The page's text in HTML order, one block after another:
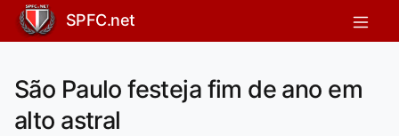
SPFC.net
São Paulo festeja fim de ano em
alto astral